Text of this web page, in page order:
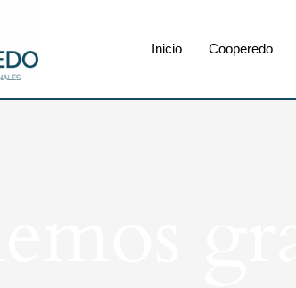
Inicio Cooperedo